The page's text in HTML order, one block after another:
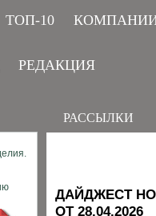
ТОП-10
РЕДАКЦИЯ
РАССЫЛКИ
ДАЙДЖЕСТ
ОТ 28.04.2026